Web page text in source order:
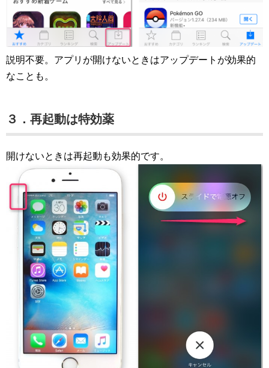
説明不要。アプリが開けないときはアップデートが効果的
なことも。
３．再起動は特効薬
開けないときは再起動も効果的です。